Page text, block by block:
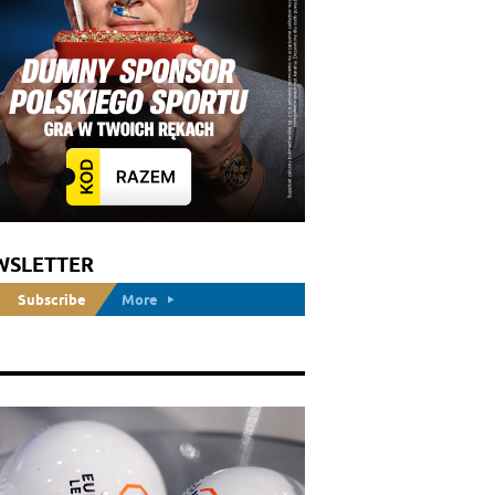
Subscribe More